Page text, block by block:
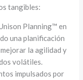
tangibles:
Planning™ en
una planificación
la agilidad y
volátiles.
impulsados por